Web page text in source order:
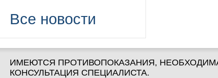
Все новости
ИМЕЮТСЯ ПРОТИВОПОКАЗАНИЯ,
КОНСУЛЬТАЦИЯ СПЕЦИАЛИСТА.